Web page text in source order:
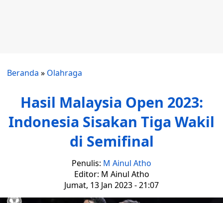
Beranda » Olahraga
Hasil Malaysia Open 2023:
Indonesia Sisakan Tiga Wakil
di Semifinal
Penulis: M Ainul Atho
Editor: M Ainul Atho
Jumat, 13 Jan 2023 - 21:07